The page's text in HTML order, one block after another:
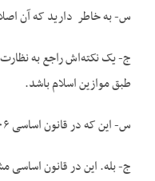
س- به خاطر دارید که آن
ج- یک نکته‌‌اش راجع به نظارت
طبق موازین اسلام باشد.
س- این که در قانون اساسی ۱۹۰۶ بود.
ج- بله. این در قانون